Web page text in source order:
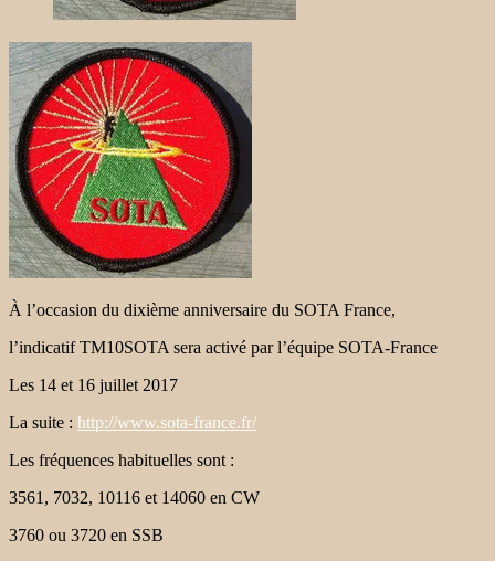
À l’occasion du dixième anniversaire du SOTA France,
l’indicatif TM10SOTA sera activé par l’équipe SOTA-France
Les 14 et 16 juillet 2017
La suite : http://www.sota-france.fr/
Les fréquences habituelles sont :
3561, 7032, 10116 et 14060 en CW
3760 ou 3720 en SSB